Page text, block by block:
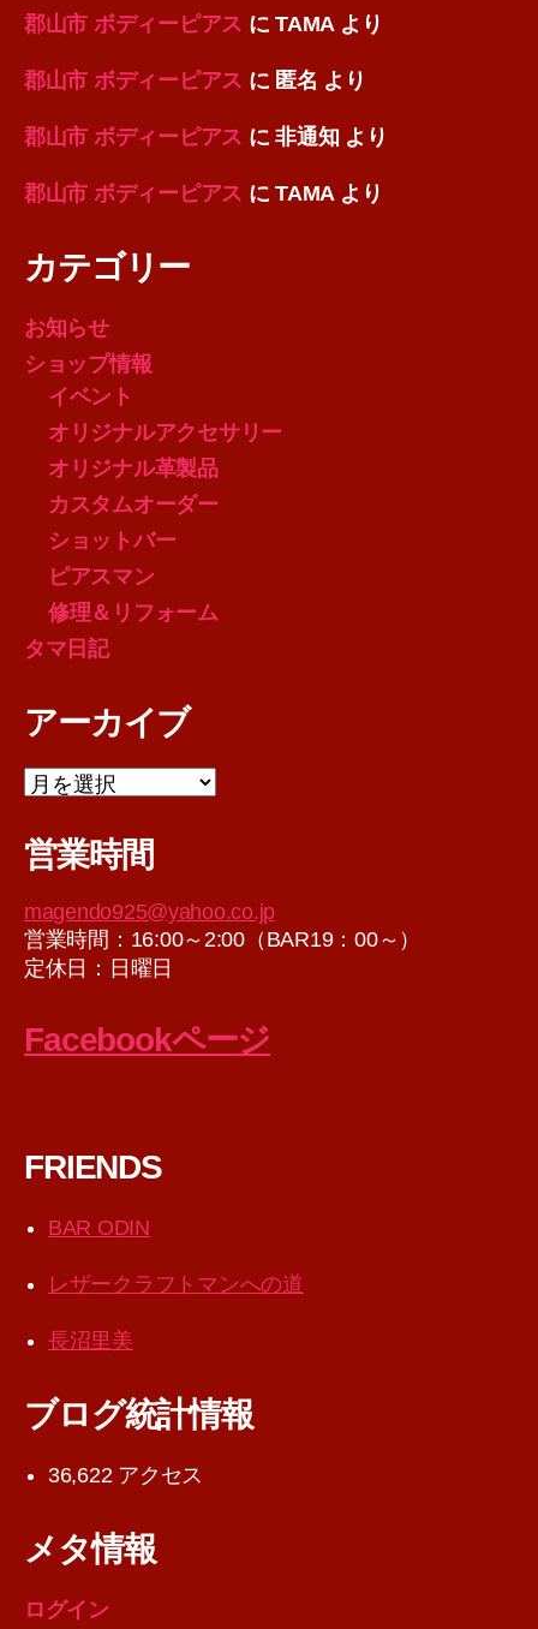
郡山市 ボディーピアス にTAMA より
郡山市 ボディーピアス に 匿名 より
郡山市 ボディーピアス に非通知 より
郡山市 ボディーピアス にTAMA より
カテゴリー
お知らせ
ショップ情報
イベント
オリジナルアクセサリー
オリジナル革製品
カスタムオーダー
ショットバー
ピアスマン
修理＆リフォーム
タマ日記
アーカイブ
ア
ー
イ
営業時間
magendo925@yahoo.co.jp
営業時間：16:00～2:00（BAR19：00～）
定休日：日曜日
Facebookページ
FRIENDS
BAR ODIN
レザークラフトマンへの道
長沼里美
ブログ統計情報
36,622 アクセス
メタ情報
ログイン